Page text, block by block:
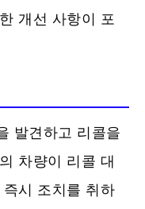
개선 사항이 포
발견하고 리콜을
차량이 리콜 대
시 조치를 취하